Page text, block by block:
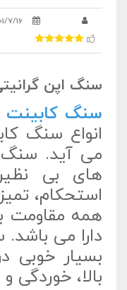
7/16
سنگ اپن
سنگ کابینت
انواع سنگ
می آید. سنگ
های بی
استحکام،
همه مقاومت
دارا می
بسیار خوبی
بالا،